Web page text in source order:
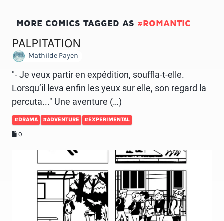
MORE COMICS TAGGED AS #ROMANTIC
PALPITATION
Mathilde Payen
"- Je veux partir en expédition, souffla-t-elle.
Lorsqu’il leva enfin les yeux sur elle, son regard la
percuta..." Une aventure (…)
#DRAMA #ADVENTURE #EXPERIMENTAL
0